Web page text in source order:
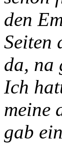
den
Seiten
da, na
Ich
meine
gab